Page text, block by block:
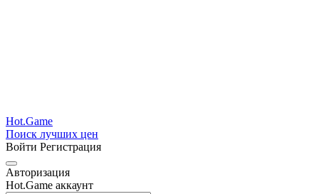
Hot.Game
Поиск лучших цен
Войти Регистрация
Авторизация
Hot.Game аккаунт